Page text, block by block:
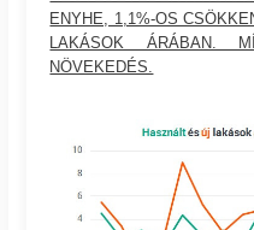
ENYHE, 1,1%-OS
LAKÁSOK ÁRÁBAN.
NÖVEKEDÉS.